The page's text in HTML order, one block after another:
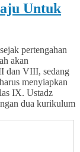
Untuk
pertengahan
akan
dan VIII, sedang
menyiapkan
IX. Ustadz
dua kurikulum